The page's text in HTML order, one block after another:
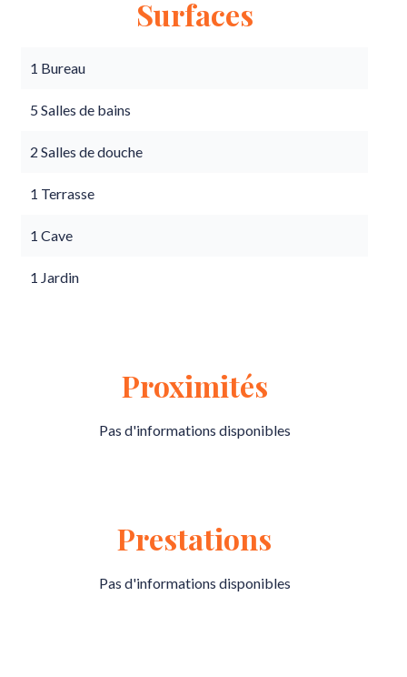
Surfaces
1 Bureau
5 Salles de bains
2 Salles de douche
1 Terrasse
1 Cave
1 Jardin
Proximités
Pas d'informations disponibles
Prestations
Pas d'informations disponibles